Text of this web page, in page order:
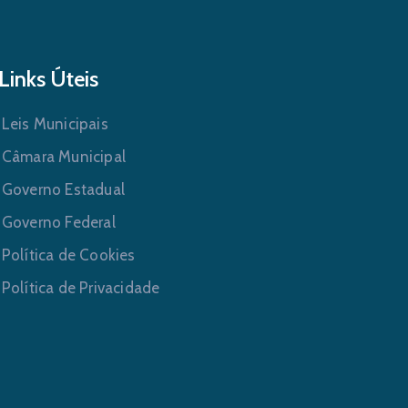
Links Úteis
Leis Municipais
Câmara Municipal
Governo Estadual
Governo Federal
Política de Cookies
Política de Privacidade